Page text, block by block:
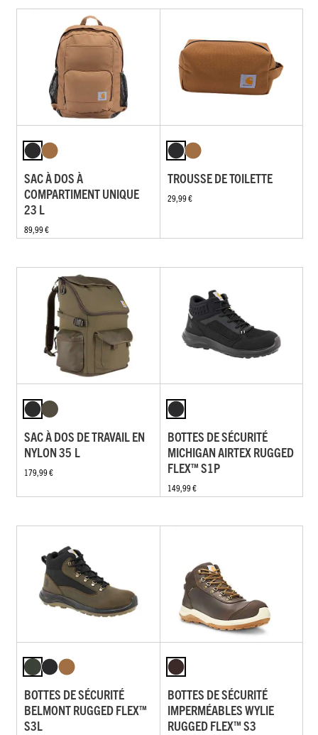
SAC À DOS À
COMPARTIMENT UNIQUE
23 L
89,99 €
TROUSSE DE TOILETTE
29,99 €
SAC À DOS DE TRAVAIL EN
NYLON 35 L
179,99 €
BOTTES DE SÉCURITÉ
MICHIGAN AIRTEX RUGGED
FLEX™ S1P
149,99 €
BOTTES DE SÉCURITÉ
BELMONT RUGGED FLEX™
S3L
BOTTES DE SÉCURITÉ
IMPERMÉABLES WYLIE
RUGGED FLEX™ S3